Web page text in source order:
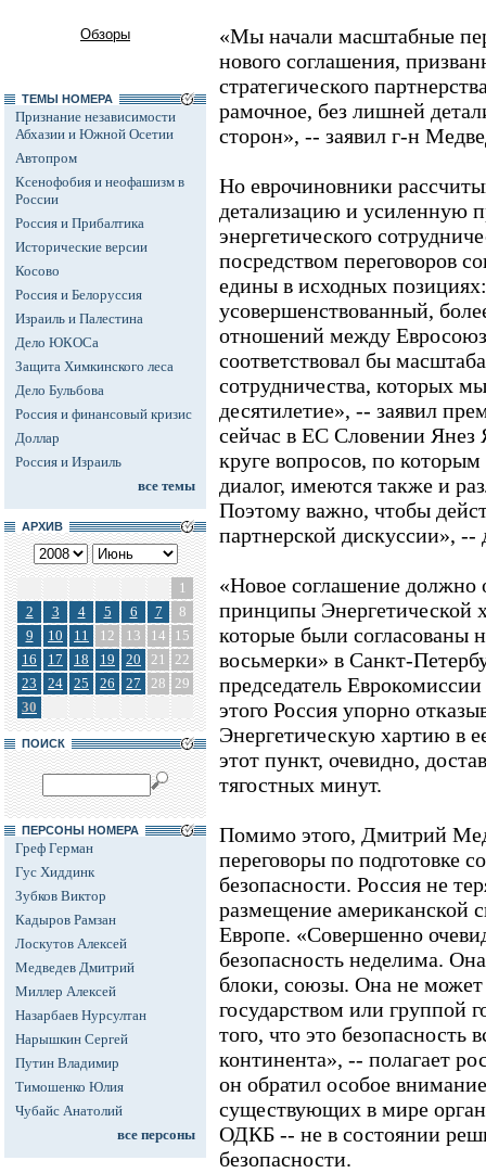
Обзоры
ТЕМЫ НОМЕРА
Признание независимости
Абхазии и Южной Осетии
Автопром
Ксенофобия и неофашизм в
России
Россия и Прибалтика
Исторические версии
Косово
Россия и Белоруссия
Израиль и Палестина
Дело ЮКОСа
Защита Химкинского леса
Дело Бульбова
Россия и финансовый кризис
Доллар
Россия и Израиль
все темы
АРХИВ
1
2
3 4 5 6 7
8
9
10 11 12 13 14
15
16
17 18 19 20 21
22
23
24 25 26 27 28 29
30
ПОИСК
ПЕРСОНЫ НОМЕРА
Греф Герман
Гус Хиддинк
Зубков Виктор
Кадыров Рамзан
Лоскутов Алексей
Медведев Дмитрий
Миллер Алексей
Назарбаев Нурсултан
Нарышкин Сергей
Путин Владимир
Тимошенко Юлия
Чубайс Анатолий
все персоны
«Мы начали масштабные
нового соглашения,
стратегического
рамочное, без лишней
сторон», -- заявил г-н
Но еврочиновники
детализацию и усиленную
энергетического
посредством переговоров
едины в исходных
усовершенствованный,
отношений между
соответствовал бы
сотрудничества, которых
десятилетие», -- заявил
сейчас в ЕС Словении
круге вопросов, по
диалог, имеются также и
Поэтому важно, чтобы
партнерской дискуссии», --
«Новое соглашение должно
принципы Энергетической
которые были согласованы
восьмерки» в Санкт-
председатель
этого Россия упорно
Энергетическую хартию в
этот пункт, очевидно,
тягостных минут.
Помимо этого, Дмитрий
переговоры по подготовке
безопасности. Россия не
размещение американской
Европе. «Совершенно
безопасность неделима.
блоки, союзы. Она не может
государством или группой
того, что это безопасность
континента», -- полагает
он обратил особое
существующих в мире
ОДКБ -- не в состоянии
безопасности.